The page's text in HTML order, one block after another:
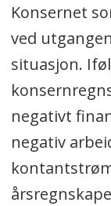
Konsernet
ved
situasjon.
negativt
negativ